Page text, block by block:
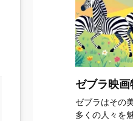
ゼブラ映画
ゼブラはその
多くの人々を